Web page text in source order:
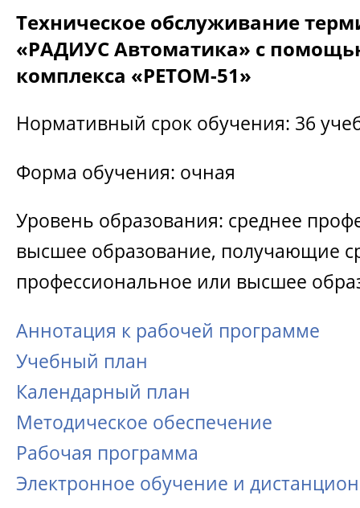
Техническое обслуживание
«РАДИУС Автоматика» с
комплекса «РЕТОМ-51»
Нормативный срок обучения: 36
Форма обучения: очная
Уровень образования: среднее
высшее образование, получающие
профессиональное или высшее
Аннотация к рабочей программе
Учебный план
Календарный план
Методическое обеспечение
Рабочая программа
Электронное обучение и